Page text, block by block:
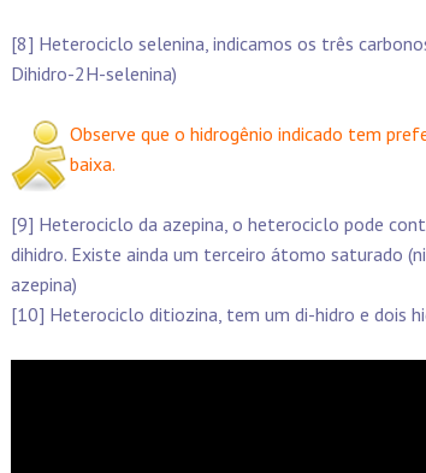
[8] Heterociclo selenina, indicamos os três
Dihidro-2H-selenina)
Observe que o hidrogênio indicado tem
baixa.
[9] Heterociclo da azepina, o heterociclo pode
dihidro. Existe ainda um terceiro átomo saturado
azepina)
[10] Heterociclo ditiozina, tem um di-hidro e dois